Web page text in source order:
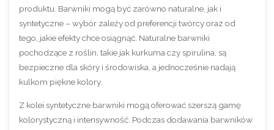
produktu. Barwniki mogą być zarówno naturalne, jak i
syntetyczne – wybór zależy od preferencji twórcy oraz od
tego, jakie efekty chce osiągnąć. Naturalne barwniki
pochodzące z roślin, takie jak kurkuma czy spirulina, są
bezpieczne dla skóry i środowiska, a jednocześnie nadają
kulkom piękne kolory.
Z kolei syntetyczne barwniki mogą oferować szerszą gamę
kolorystyczną i intensywność. Podczas dodawania barwników